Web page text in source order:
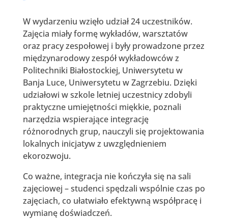
W wydarzeniu wzięło udział 24 uczestników.
Zajęcia miały formę wykładów, warsztatów
oraz pracy zespołowej i były prowadzone przez
międzynarodowy zespół wykładowców z
Politechniki Białostockiej, Uniwersytetu w
Banja Luce, Uniwersytetu w Zagrzebiu. Dzięki
udziałowi w szkole letniej uczestnicy zdobyli
praktyczne umiejętności miękkie, poznali
narzędzia wspierające integrację
różnorodnych grup, nauczyli się projektowania
lokalnych inicjatyw z uwzględnieniem
ekorozwoju.
Co ważne, integracja nie kończyła się na sali
zajęciowej – studenci spędzali wspólnie czas po
zajęciach, co ułatwiało efektywną współpracę i
wymianę doświadczeń.